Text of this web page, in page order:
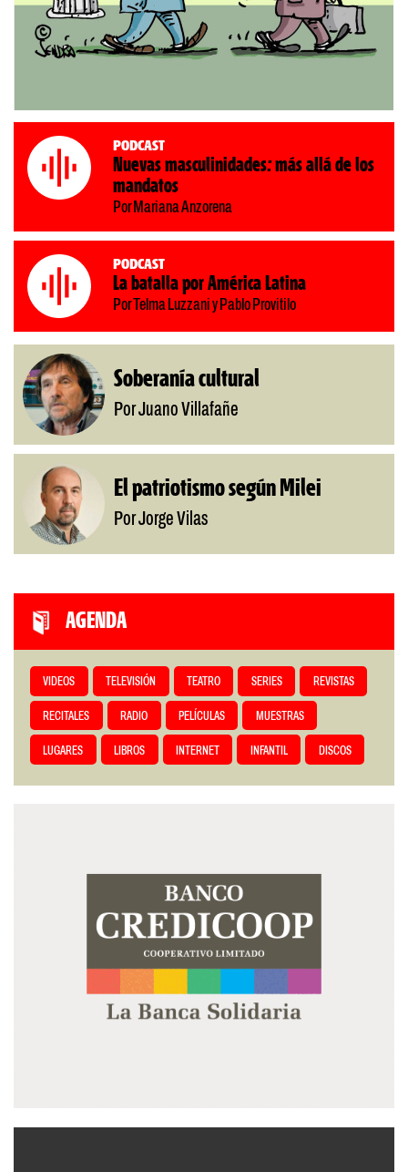
Podcast
Nuevas masculinidades: más allá de los
mandatos
Por Mariana Anzorena
Podcast
La batalla por América Latina
Por Telma Luzzani y Pablo Provitilo
Soberanía cultural
Por Juano Villafañe
El patriotismo según Milei
Por Jorge Vilas
AGENDA
VIDEOS TELEVISIÓN TEATRO SERIES REVISTAS
RECITALES RADIO PELÍCULAS MUESTRAS
LUGARES LIBROS INTERNET INFANTIL DISCOS